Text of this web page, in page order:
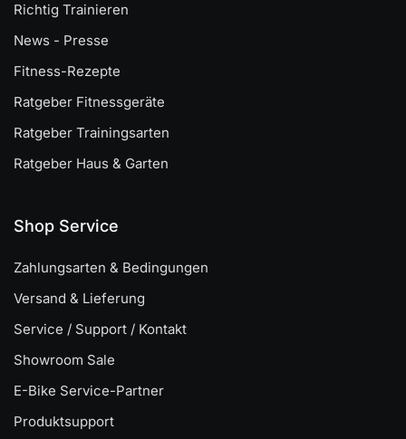
Richtig Trainieren
News - Presse
Fitness-Rezepte
Ratgeber Fitnessgeräte
Ratgeber Trainingsarten
Ratgeber Haus & Garten
Shop Service
Zahlungsarten & Bedingungen
Versand & Lieferung
Service / Support / Kontakt
Showroom Sale
E-Bike Service-Partner
Produktsupport